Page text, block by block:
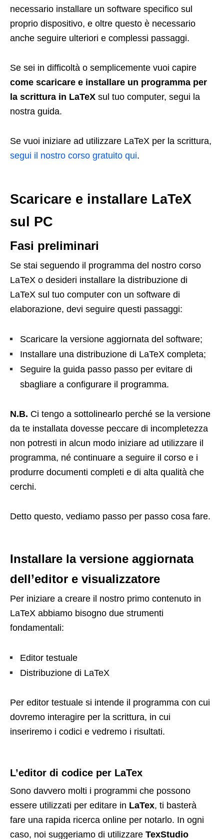
necessario installare un software specifico sul
proprio dispositivo, e oltre questo è necessario
anche seguire ulteriori e complessi passaggi.
Se sei in difficoltà o semplicemente vuoi capire
come scaricare e installare un programma per
la scrittura in LaTeX sul tuo computer, segui la
nostra guida.
Se vuoi iniziare ad utilizzare LaTeX per la scrittura,
segui il nostro corso gratuito qui.
Scaricare e installare LaTeX
sul PC
Fasi preliminari
Se stai seguendo il programma del nostro corso
LaTeX o desideri installare la distribuzione di
LaTeX sul tuo computer con un software di
elaborazione, devi seguire questi passaggi:
Scaricare la versione aggiornata del software;
Installare una distribuzione di LaTeX completa;
Seguire la guida passo passo per evitare di
sbagliare a configurare il programma.
N.B. Ci tengo a sottolinearlo perché se la versione
da te installata dovesse peccare di incompletezza
non potresti in alcun modo iniziare ad utilizzare il
programma, né continuare a seguire il corso e i
produrre documenti completi e di alta qualità che
cerchi.
Detto questo, vediamo passo per passo cosa fare.
Installare la versione aggiornata
dell’editor e visualizzatore
Per iniziare a creare il nostro primo contenuto in
LaTeX abbiamo bisogno due strumenti
fondamentali:
Editor testuale
Distribuzione di LaTeX
Per editor testuale si intende il programma con cui
dovremo interagire per la scrittura, in cui
inseriremo i codici e vedremo i risultati.
L’editor di codice per LaTex
Sono davvero molti i programmi che possono
essere utilizzati per editare in LaTex, ti basterà
fare una rapida ricerca online per notarlo. In ogni
caso, noi suggeriamo di utilizzare TexStudio